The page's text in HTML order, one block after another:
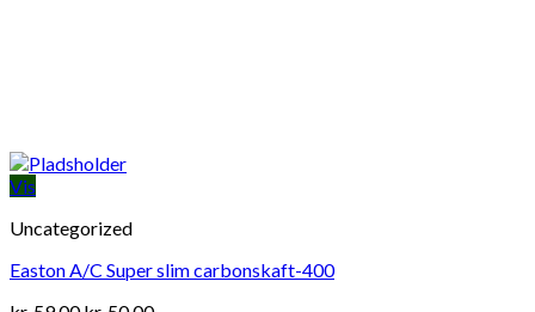
Vis
Uncategorized
Easton A/C Super slim carbonskaft-400